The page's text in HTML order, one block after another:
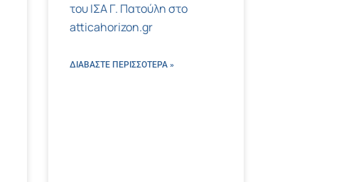
του ΙΣΑ Γ. Πατούλη στο
atticahorizon.gr
ΔΙΑΒΑΣΤΕ ΠΕΡΙΣΣΌΤΕΡΑ »